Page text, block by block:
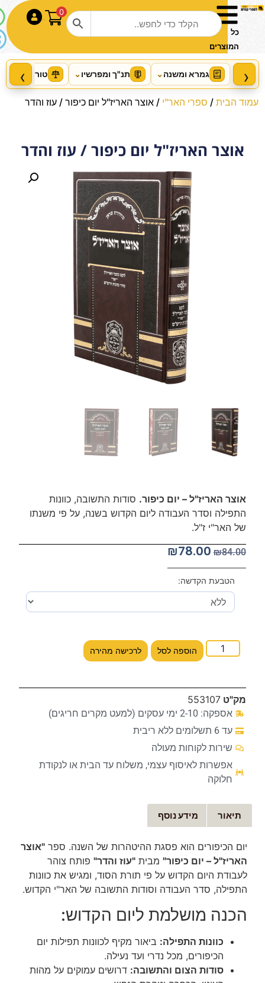
Fatal Judgment
₪
117.00
+ הוסף
0
כל
המוצרים
‹ גמרא ומשנה⌄ תנ"ך ומפרשיו⌄ טור ושו"ע ›
עמוד הבית/ ספרי האר"י/ אוצר האריז"ל יום כיפור / עוז והדר
אוצר האריז"ל יום כיפור / עוז והדר
אוצר האריז"ל – יום כיפור.סודות התשובה, כוונות
התפילה וסדר העבודה ליום הקדוש בשנה, על פי משנתו
של האר"י ז"ל.
₪84.00
₪78.00
הטבעת הקדשה:
הוספה לסל לרכישה מהירה
מק"ט 553107
אספקה: 2-10 ימי עסקים (למעט מקרים חריגים)
עד 6 תשלומים ללא ריבית
שירות לקוחות מעולה
אפשרות לאיסוף עצמי, משלוח עד הבית או לנקודת
חלוקה
תיאור מידע נוסף
יום הכיפורים הוא פסגת ההיטהרות של השנה. ספר "אוצר
האריז"ל – יום כיפור"מבית "עוז והדר"פותח צוהר
לעבודת היום הקדוש על פי תורת הסוד, ומגיש את כוונות
התפילה, סדר העבודה וסודות התשובה של האר"י הקדוש.
הכנה מושלמת ליום הקדוש:
כוונות התפילה:ביאור מקיף לכוונות תפילות יום
הכיפורים, מכל נדרי ועד נעילה.
סודות הצום והתשובה:דרושים עמוקים על מהות